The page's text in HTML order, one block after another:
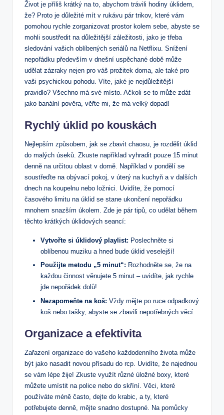
Život je příliš krátký na to, abychom trávili hodiny úklidem,
že? Proto je důležité mít v rukávu pár trikov, které vám
pomohou rychle zorganizovat prostor kolem sebe, abyste se
mohli soustředit na důležitější záležitosti, jako je třeba
sledování vašich oblíbených seriálů na Netflixu. Snížení
nepořádku především v dnešní uspěchané době může
udělat zázraky nejen pro váš prožitek doma, ale také pro
vaši psychickou pohodu. Víte, jaké je nejdůležitější
pravidlo? Všechno má své místo. Ačkoli se to může zdát
jako banální pověra, věřte mi, že má velký dopad!
Rychlý úklid po kouskách
Nejlepším způsobem, jak se zbavit chaosu, je rozdělit úklid
do malých úseků. Zkuste například vyhradit pouze 15 minut
denně na určitou oblast v domě. Například v pondělí se
soustřeďte na obývací pokoj, v úterý na kuchyň a v dalších
dnech na koupelnu nebo ložnici. Uvidíte, že pomocí
časového limitu na úklid se stane ukončení nepořádku
mnohem snazším úkolem. Zde je pár tipů, co udělat během
těchto krátkých úklidových seancí:
Vytvořte si úklidový playlist: Poslechněte si
oblíbenou muziku a hned bude úklid veselejší!
Použijte metodu „5 minut“: Rozhodněte se, že na
každou činnost věnujete 5 minut – uvidíte, jak rychle
jde nepořádek dolů!
Nezapomeňte na koš: Vždy mějte po ruce odpadkový
koš nebo tašky, abyste se zbavili nepotřebných věcí.
Organizace a efektivita
Zařazení organizace do vašeho každodenního života může
být jako nasadit novou přísadu do rcp. Uvidíte, že najednou
se vám lépe žije! Zkuste využít různé úložné boxy, které
můžete umístit na police nebo do skříní. Věci, které
používáte méně často, dejte do krabic, a ty, které
potřebujete denně, mějte snadno dostupné. Na pomůcky